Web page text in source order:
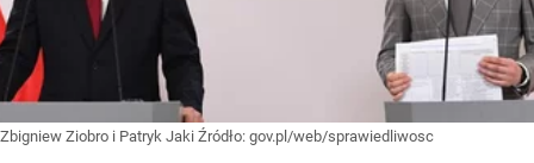
Zbigniew Ziobro i Patryk Jaki Źródło: gov.pl/web/sprawiedliwosc